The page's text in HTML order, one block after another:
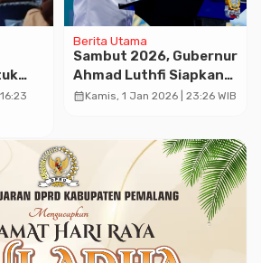
Berita Utama
Sambut 2026, Gubernur
Ahmad Luthfi Siapkan
“Take Off” Program
calendar_monthKamis, 1 Jan 2026 | 23:26 WIB